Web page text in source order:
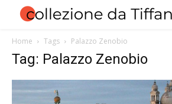
Home Tags Palazzo Zenobio
Tag: Palazzo Zenobio